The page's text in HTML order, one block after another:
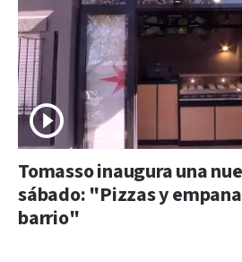
Tomasso inaugura una
sábado: "Pizzas y
barrio"